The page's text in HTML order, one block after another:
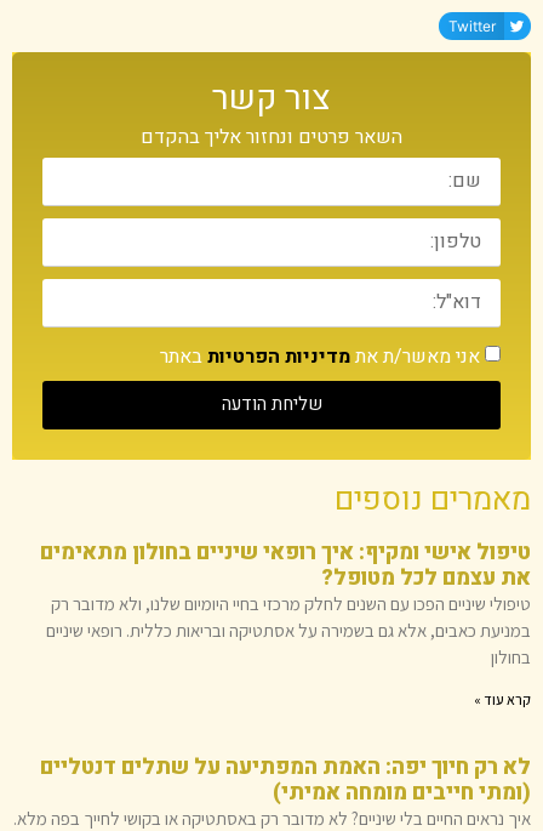
Twitter
צור קשר
השאר פרטים ונחזור אליך בהקדם
אני מאשר/ת אתמדיניות הפרטיותבאתר
שליחת הודעה
מאמרים נוספים
טיפול אישי ומקיף: איך רופאי שיניים בחולון מתאימים
את עצמם לכל מטופל?
טיפולי שיניים הפכו עם השנים לחלק מרכזי בחיי היומיום שלנו, ולא מדובר רק
במניעת כאבים, אלא גם בשמירה על אסתטיקה ובריאות כללית. רופאי שיניים
בחולון
קרא עוד »
לא רק חיוך יפה: האמת המפתיעה על שתלים דנטליים
(ומתי חייבים מומחה אמיתי)
איך נראים החיים בלי שיניים? לא מדובר רק באסתטיקה או בקושי לחייך בפה מלא.